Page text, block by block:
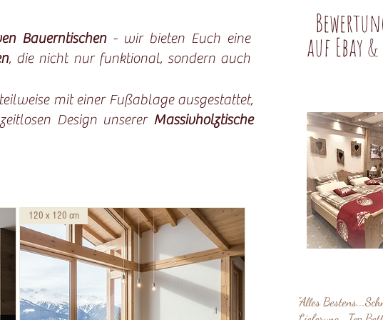
Bauerntischen- wir bieten Euch eine
, die nicht nur funktional, sondern auch
mit einer Fußablage ausgestattet,
Design unserer Massivholztische
120 x 120 cm
"Alles
auf Ebay &